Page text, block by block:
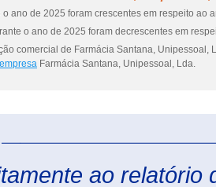
ano de 2025 foram crescentes em respeito ao
o ano de 2025 foram decrescentes em
comercial de Farmácia Santana, Unipessoal,
Farmácia Santana, Unipessoal, Lda.
ao relatório